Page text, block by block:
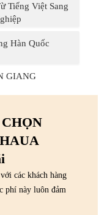
Tiếng Việt Sang
Hàn Quốc
GIANG
các khách hàng
phí này luôn đảm